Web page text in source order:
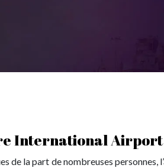
International Airport
de la part de nombreuses